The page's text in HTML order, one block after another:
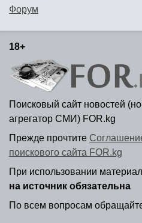
Форум
18+
Поисковый сайт новостей
агрегатор СМИ) FOR.kg
Прежде прочтите
поискового сайта FOR.kg
При использовании
на источник обязательна
По всем вопросам